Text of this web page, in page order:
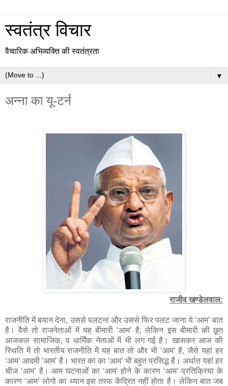
स्वतंत्र विचार
वैचारिक अभिव्यक्ति की स्वतंत्रता
▼
अन्ना का यू-टर्न
राजीव खण्डेलवाल:
राजनीति में बयान देना, उससे पलटना और उससे फिर पलट जाना ये ‘आम’ बात
है। वैसे तो राजनेताओं में यह बीमारी ‘आम’ है, लेकिन इस बीमारी की छूत
आजकल सामाजिक, व धार्मिंक नेताओं में भी लग गई है। खासकर आज की
स्थिति में तो भारतीय राजनीति में यह बात तो और भी ‘आम’ है, जैसे यहां हर
‘आम’ आदमी ‘आम’ है। भारत का का ‘आम’ भी बहुत प्रसिद्ध है। अर्थात यहां हर
चीज ‘आम’ है। आम घटनाओं का ‘आम’ होने के कारण ‘आम’ प्रतिक्रिया के
कारण ‘आम’ लोगो का ध्यान इस तरफ केंद्रित नहीं होता है। लेकिन बात जब